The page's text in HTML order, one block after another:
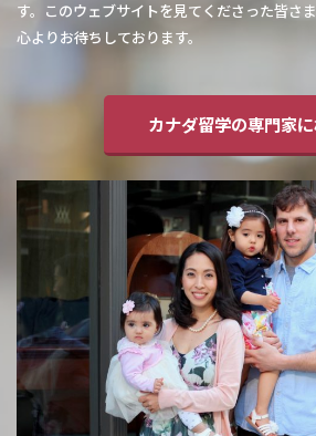
す。このウェブサイトを見てくださった皆さ
心よりお待ちしております。
カナダ留学の専門家